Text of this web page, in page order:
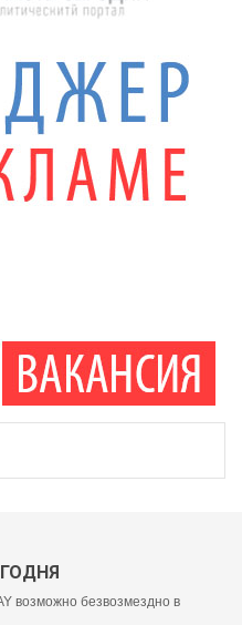
возможно безвозмездно в